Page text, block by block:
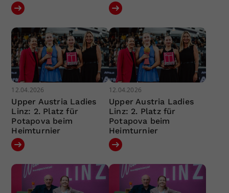
12.04.2026
Upper Austria Ladies
Linz: 2. Platz für
Potapova beim
Heimturnier
12.04.2026
Upper Austria Ladies
Linz: 2. Platz für
Potapova beim
Heimturnier